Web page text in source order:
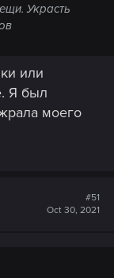
Украсть
или
Я был
моего
#51
Oct 30, 2021